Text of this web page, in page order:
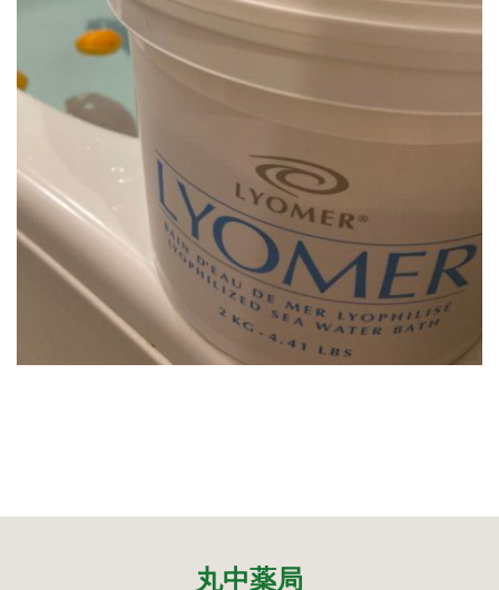
丸中薬局
2025年1月
2024年12月
2024年9月
2024年8月
2024年5月
2024年4月
2024年3月
2024年1月
2023年12月
2023年11月
2023年10月
2023年9月
2023年3月